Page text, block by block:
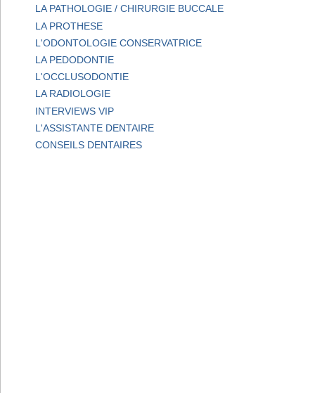
LA PATHOLOGIE / CHIRURGIE BUCCALE
LA PROTHESE
L'ODONTOLOGIE CONSERVATRICE
LA PEDODONTIE
L'OCCLUSODONTIE
LA RADIOLOGIE
INTERVIEWS VIP
L'ASSISTANTE DENTAIRE
CONSEILS DENTAIRES